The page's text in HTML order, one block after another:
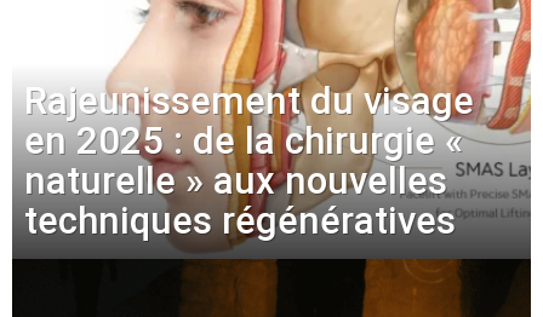
Rajeunissement du visage
en 2025 : de la chirurgie «
naturelle » aux nouvelles
techniques régénératives